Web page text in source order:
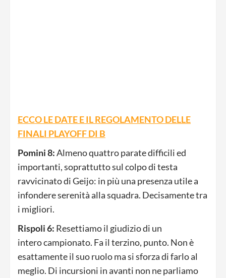
ECCO LE DATE E IL REGOLAMENTO DELLE
FINALI PLAYOFF DI B
Pomini 8:Almeno quattro parate difficili ed
importanti, soprattutto sul colpo di testa
ravvicinato di Geijo: in più una presenza utile a
infondere serenità alla squadra. Decisamente tra
i migliori.
Rispoli 6: Resettiamo il giudizio di un
intero campionato. Fa il terzino, punto. Non è
esattamente il suo ruolo ma si sforza di farlo al
meglio. Di incursioni in avanti non ne parliamo